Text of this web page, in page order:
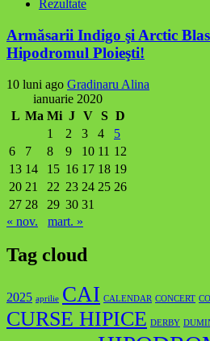
Rezultate
Armăsarii Indigo şi Arctic
Hipodromul Ploieşti!
10 luni ago Gradinaru Alina
ianuarie 2020
L Ma Mi J V S D
1
2 3 4
5
6
7 8 9 10 11 12
13 14 15 16 17 18 19
20 21 22 23 24 25 26
27 28 29 30 31
« nov.
mart. »
Tag cloud
2025 aprilie CAI CALENDAR CONCERT
CURSE HIPICE DERBY